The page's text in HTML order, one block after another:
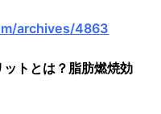
archives/4863
トとは？脂肪燃焼効